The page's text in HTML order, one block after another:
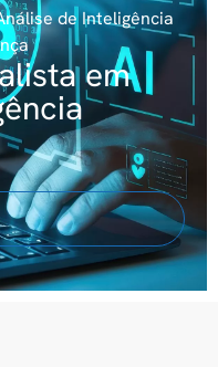
de Inteligência
em